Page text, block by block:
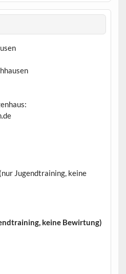
Jugendtraining, keine
keine Bewirtung)